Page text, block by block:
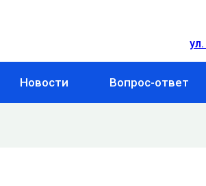
Новости Вопрос-ответ